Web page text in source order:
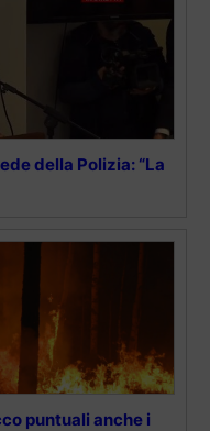
della Polizia: “La
puntuali anche i